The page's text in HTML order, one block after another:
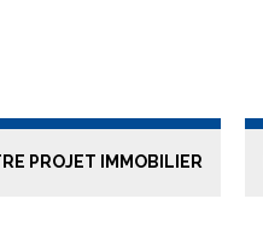
PROJET IMMOBILIER